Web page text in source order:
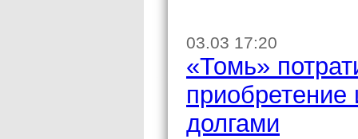
03.03 17:20
«Томь»
приобретение
долгами